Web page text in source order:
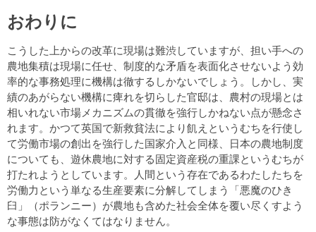
おわりに
こうした上からの改革に現場は難渋していますが、担い手への
農地集積は現場に任せ、制度的な矛盾を表面化させないよう効
率的な事務処理に機構は徹するしかないでしょう。しかし、実
績のあがらない機構に痺れを切らした官邸は、農村の現場とは
相いれない市場メカニズムの貫徹を強行しかねない点が懸念さ
れます。かつて英国で新救貧法により飢えというむちを行使し
て労働市場の創出を強行した国家介入と同様、日本の農地制度
についても、遊休農地に対する固定資産税の重課というむちが
打たれようとしています。人間という存在であるわたしたちを
労働力という単なる生産要素に分解してしまう「悪魔のひき
臼」（ポランニー）が農地も含めた社会全体を覆い尽くすよう
な事態は防がなくてはなりません。